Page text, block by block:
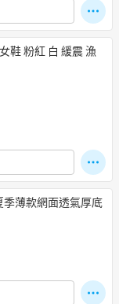
鞋 粉紅 白 緩震 漁
薄款網面透氣厚底